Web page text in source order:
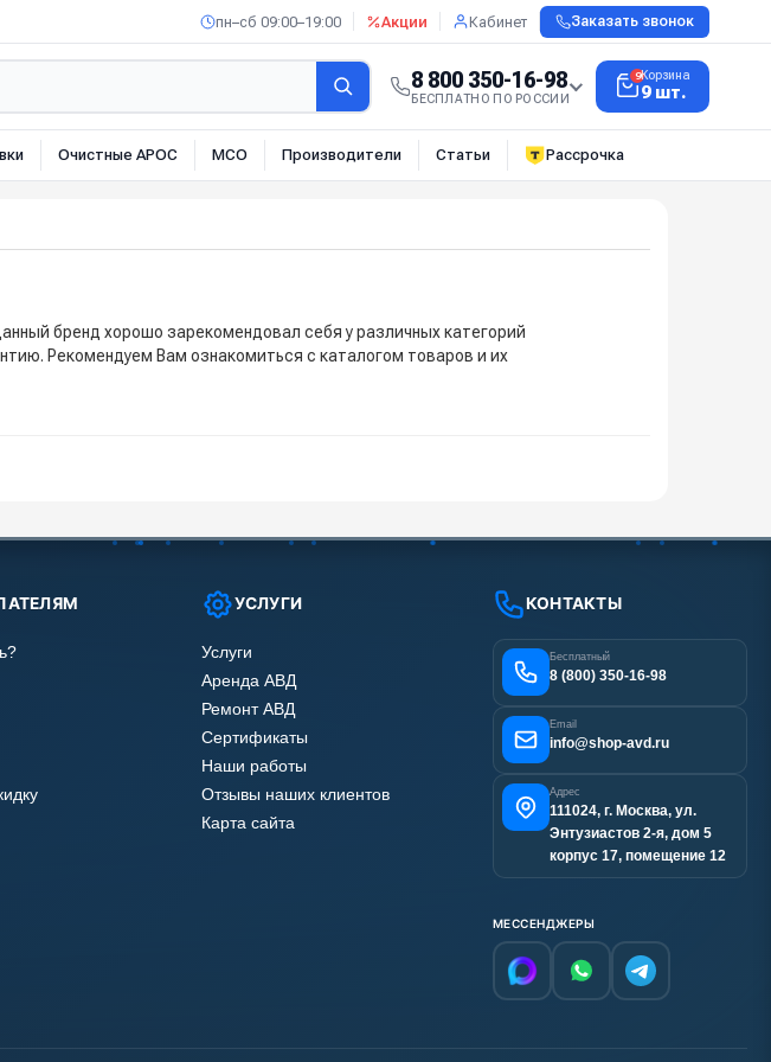
пн–сб 09:00–19:00 Акции Кабинет Заказать звонок
8 800 350-16-98
БЕСПЛАТНО ПО РОССИИ
9Корзина
9 шт.
Очистные АРОС МСО Производители Статьи Рассрочка
бренд хорошо зарекомендовал себя у различных категорий
Рекомендуем Вам ознакомиться с каталогом товаров и их
УСЛУГИ
Услуги
Аренда АВД
Ремонт АВД
Сертификаты
Наши работы
Отзывы наших клиентов
Карта сайта
КОНТАКТЫ
Бесплатный
8 (800) 350-16-98
Email
info@shop-avd.ru
Адрес
111024, г. Москва, ул.
Энтузиастов 2-я, дом 5
корпус 17, помещение 12
МЕССЕНДЖЕРЫ